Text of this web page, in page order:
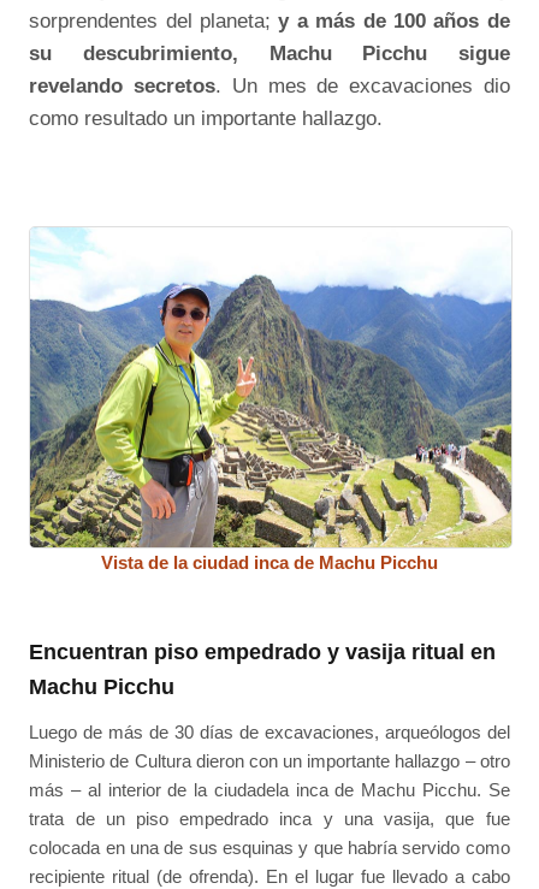
sorprendentes del planeta;y a más de 100 años de
su descubrimiento, Machu Picchu sigue
revelando secretos. Un mes de excavaciones dio
como resultado un importante hallazgo.
Vista de la ciudad inca de Machu Picchu
Encuentran piso empedrado y vasija ritual en
Machu Picchu
Luego de más de 30 días de excavaciones, arqueólogos del
Ministerio de Cultura dieron con un importante hallazgo – otro
más – al interior de la ciudadela inca de Machu Picchu. Se
trata de un piso empedrado inca y una vasija, que fue
colocada en una de sus esquinas y que habría servido como
recipiente ritual (de ofrenda). En el lugar fue llevado a cabo